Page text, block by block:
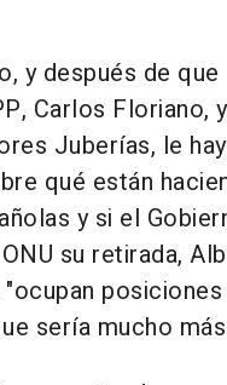
y después de que
Carlos Floriano,
Juberías, le
qué están
y si el
su retirada,
sería mucho